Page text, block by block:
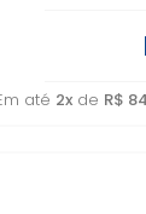
até 2x de R$